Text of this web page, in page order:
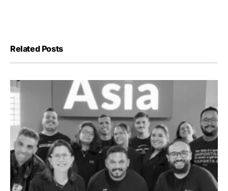
Related Posts